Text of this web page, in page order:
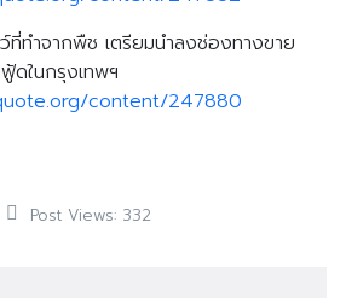
ที่ทำจากพืช เตรียมนำลงช่องทางขาย
ดในกรุงเทพฯ
content/247880
Post Views: 332